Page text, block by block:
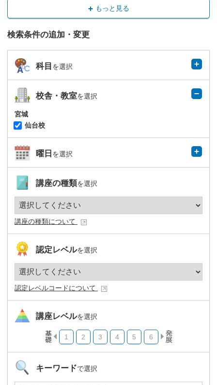
もっと見る
検索条件の追加・変更
科目 を選択
校舎・教室を選択
宮城
仙台校
曜日 を選択
講座の種類を選択
講座の種類について
認定レベルを選択
認定レベルコードについて
講座レベルを選択
1 2 3 4 5 6
キーワードで選択